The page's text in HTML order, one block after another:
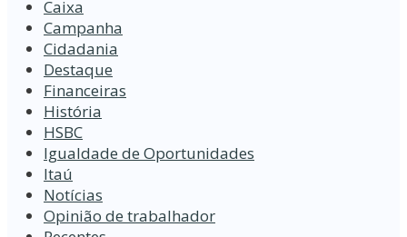
Caixa
Campanha
Cidadania
Destaque
Financeiras
História
HSBC
Igualdade de Oportunidades
Itaú
Notícias
Opinião de trabalhador